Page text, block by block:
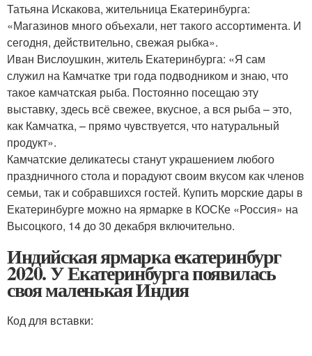
Татьяна Искакова, жительница Екатеринбурга:
«Магазинов много объехали, нет такого ассортимента. И
сегодня, действительно, свежая рыбка».
Иван Вислоушкин, житель Екатеринбурга: «Я сам
служил на Камчатке три года подводником и знаю, что
такое камчатская рыба. Постоянно посещаю эту
выставку, здесь всё свежее, вкусное, а вся рыба – это,
как Камчатка, – прямо чувствуется, что натуральный
продукт».
Камчатские деликатесы станут украшением любого
праздничного стола и порадуют своим вкусом как членов
семьи, так и собравшихся гостей. Купить морские дары в
Екатеринбурге можно на ярмарке в КОСКе «Россия» на
Высоцкого, 14 до 30 декабря включительно.
Индийская ярмарка екатеринбург
2020. У Екатеринбурга появилась
своя маленькая Индия
Код для вставки: